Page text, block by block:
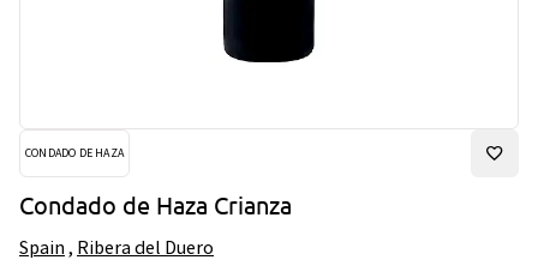
CONDADO DE HAZA
Condado de Haza Crianza
Spain , Ribera del Duero